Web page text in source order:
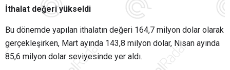
İthalat değeri yükseldi
Bu dönemde yapılan ithalatın değeri 164,7 milyon dolar olarak
gerçekleşirken, Mart ayında 143,8 milyon dolar, Nisan ayında
85,6 milyon dolar seviyesinde yer aldı.